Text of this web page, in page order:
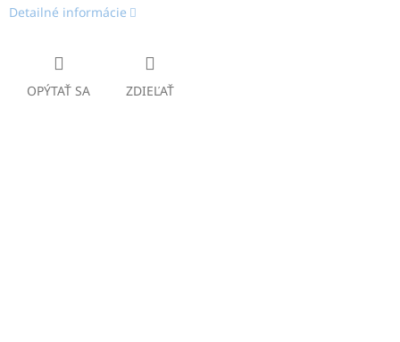
Detailné informácie
OPÝTAŤ SA ZDIEĽAŤ